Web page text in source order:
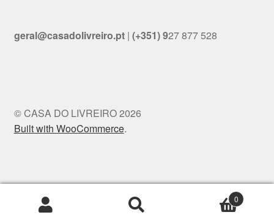
geral@casadolivreiro.pt| (+351) 927 877 528
© CASA DO LIVREIRO 2026
Built with WooCommerce.
0